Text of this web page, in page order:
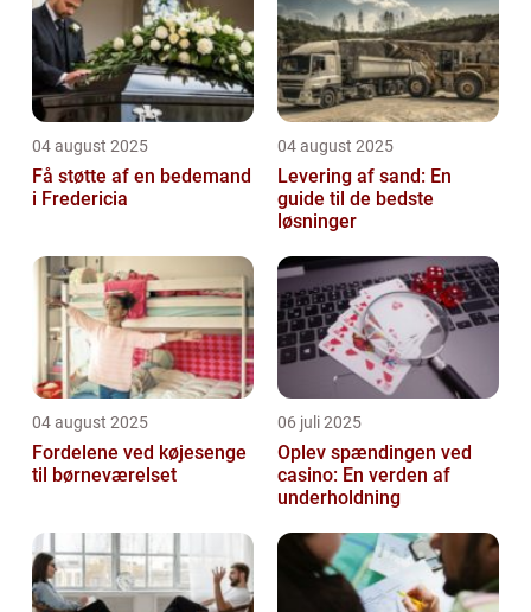
04 august 2025
Få støtte af en bedemand
i Fredericia
04 august 2025
Levering af sand: En
guide til de bedste
løsninger
04 august 2025
Fordelene ved køjesenge
til børneværelset
06 juli 2025
Oplev spændingen ved
casino: En verden af
underholdning